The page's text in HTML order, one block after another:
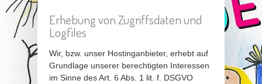
Erhebung von Zugriffsdaten und
Logfiles
Wir, bzw. unser Hostinganbieter, erhebt auf
Grundlage unserer berechtigten Interessen
im Sinne des Art. 6 Abs. 1 lit. f. DSGVO